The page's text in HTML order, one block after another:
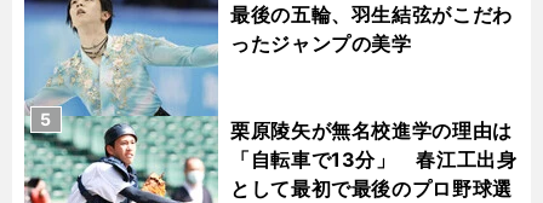
最後の五輪、羽生結弦がこだわ
ったジャンプの美学
栗原陵矢が無名校進学の理由は
「自転車で13分」 春江工出身
として最初で最後のプロ野球選
5